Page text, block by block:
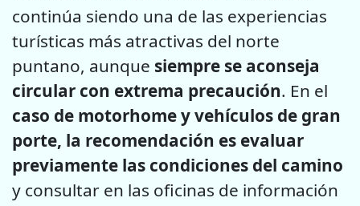
continúa siendo una de las experiencias
turísticas más atractivas del norte
puntano, aunque siempre se aconseja
circular con extrema precaución. En el
caso de motorhome y vehículos de gran
porte, la recomendación es evaluar
previamente las condiciones del camino
y consultar en las oficinas de información